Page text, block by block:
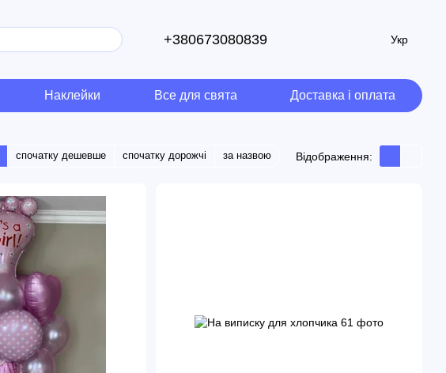
+380673080839 Укр
Наклейки Все для свята Доставка і оплата
спочатку дешевше спочатку дорожчі за назвою Відображення: